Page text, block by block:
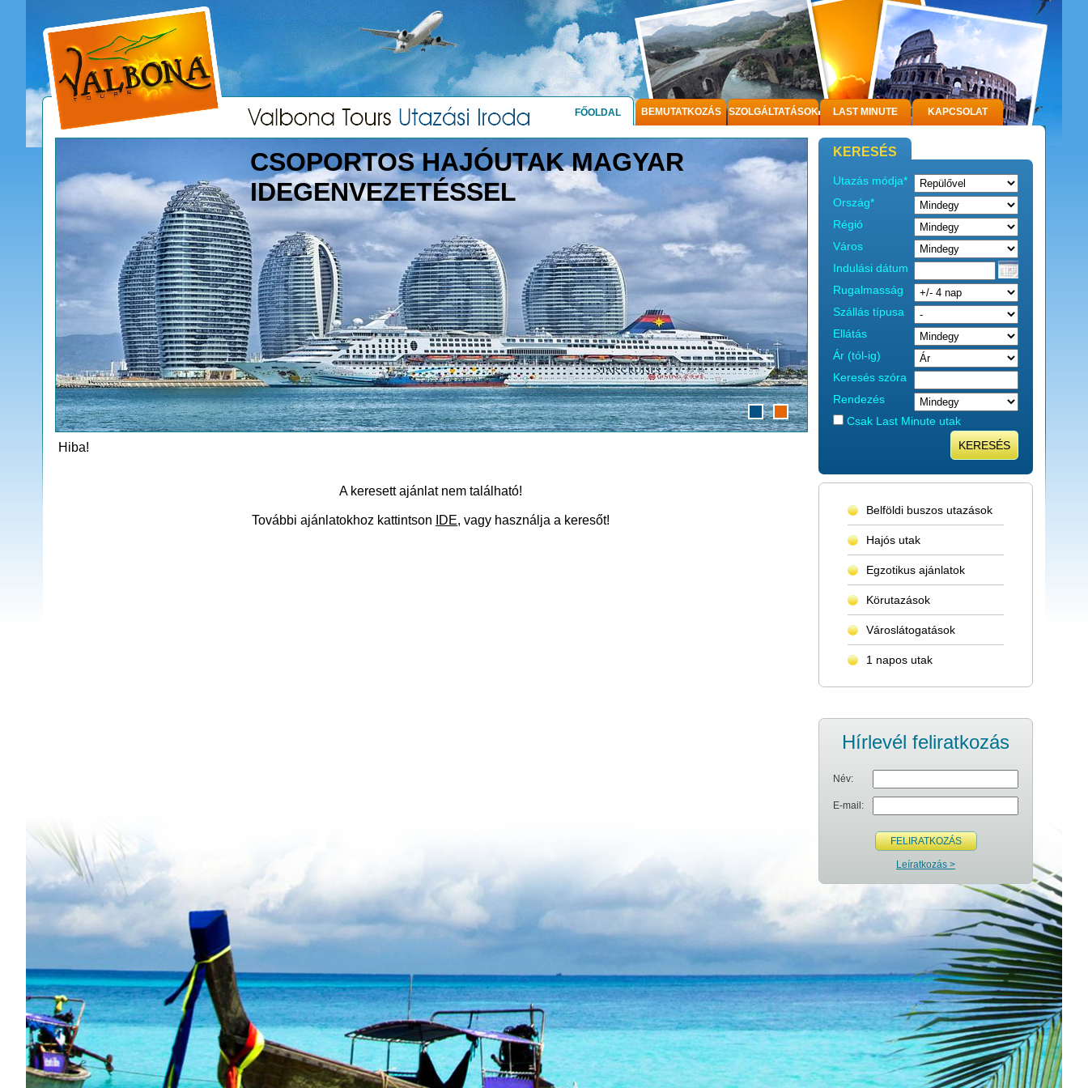
FŐOLDAL BEMUTATKOZÁS SZOLGÁLTATÁSOK LAST MINUTE KAPCSOLAT
CSOPORTOS HAJÓUTAK MAGYAR
IDEGENVEZETÉSSEL
Hiba!
A keresett ajánlat nem található!
További ajánlatokhoz kattintson IDE, vagy használja a keresőt!
KERESÉS
Utazás módja*
Ország*
Régió
Város
Indulási dátum
Rugalmasság
Szállás típusa
Ellátás
Ár (tól-ig)
Keresés szóra
Rendezés
Csak Last Minute utak
KERESÉS
Belföldi buszos utazások
Hajós utak
Egzotikus ajánlatok
Körutazások
Városlátogatások
1 napos utak
Hírlevél feliratkozás
Név:
E-mail:
FELIRATKOZÁS
Leíratkozás >